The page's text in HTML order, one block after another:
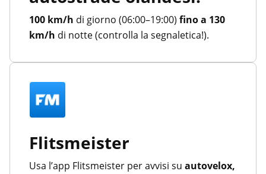
100 km/h di giorno (06:00–19:00) fino a 130
km/h di notte (controlla la segnaletica!).
Flitsmeister
Usa l’app Flitsmeister per avvisi su autovelox,